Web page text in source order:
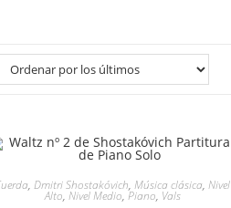
,Dmitri Shostakóvich,Música clásica,Nivel
Alto, Nivel Medio, Piano, Vals